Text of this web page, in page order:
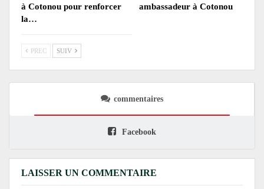
à Cotonou pour renforcer
la…
ambassadeur à Cotonou
PREC SUIV
commentaires
Facebook
LAISSER UN COMMENTAIRE